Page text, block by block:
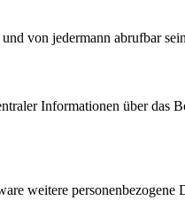
von jedermann abrufbar
Informationen über das
weitere personenbezogene